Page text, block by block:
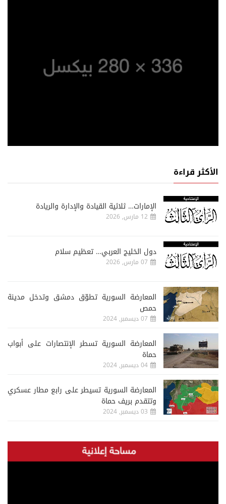
الأكثر قراءة
الإمارات… ثلاثية القيادة والإدارة والريادة
12 مارس, 2026
دول الخليج العربي… تعظيم سلام
07 مارس, 2026
المعارضة السورية تطوّق دمشق وتدخل مدينة
حمص
07 ديسمبر, 2024
المعارضة السورية تسطر الإنتصارات على أبواب
حماة
04 ديسمبر, 2024
المعارضة السورية تسيطر على رابع مطار عسكري
وتتقدم بريف حماة
03 ديسمبر, 2024